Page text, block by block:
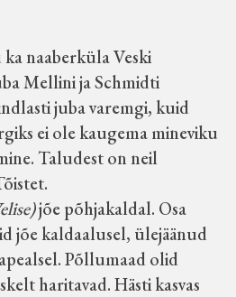
naaberküla Veski
Mellini ja Schmidti
juba varemgi, kuid
ei ole kaugema mineviku
Taludest on neil
jõe põhjakaldal. Osa
jõe kaldaalusel, ülejäänud
Põllumaad olid
haritavad. Hästi kasvas